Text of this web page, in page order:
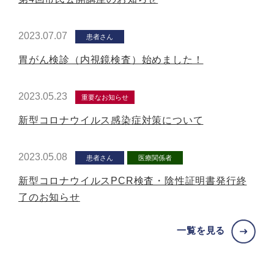
2023.07.07 患者さん
胃がん検診（内視鏡検査）始めました！
2023.05.23 重要なお知らせ
新型コロナウイルス感染症対策について
2023.05.08 患者さん 医療関係者
新型コロナウイルスPCR検査・陰性証明書発行終
了のお知らせ
一覧を見る